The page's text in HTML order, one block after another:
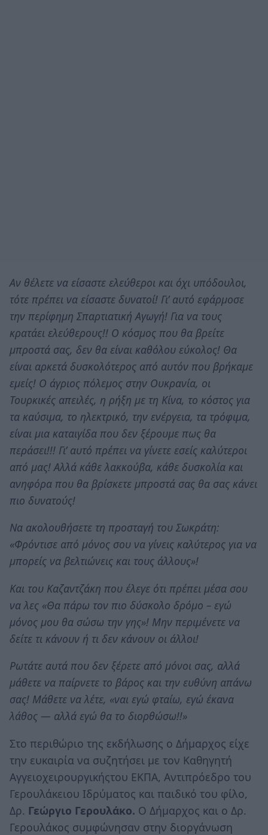
Αν θέλετε να είσαστε ελεύθεροι και όχι υπόδουλοι,
τότε πρέπει να είσαστε δυνατοί! Γι’ αυτό εφάρμοσε
την περίφημη Σπαρτιατική Αγωγή! Για να τους
κρατάει ελεύθερους!! Ο κόσμος που θα βρείτε
μπροστά σας, δεν θα είναι καθόλου εύκολος! Θα
είναι αρκετά δυσκολότερος από αυτόν που βρήκαμε
εμείς! Ο άγριος πόλεμος στην Ουκρανία, οι
Τουρκικές απειλές, η ρήξη με τη Κίνα, το κόστος για
τα καύσιμα, το ηλεκτρικό, την ενέργεια, τα τρόφιμα,
είναι μια καταιγίδα που δεν ξέρουμε πως θα
περάσει!!! Γι’ αυτό πρέπει να γίνετε εσείς καλύτεροι
από μας! Αλλά κάθε λακκούβα, κάθε δυσκολία και
ανηφόρα που θα βρίσκετε μπροστά σας θα σας κάνει
πιο δυνατούς!
Να ακολουθήσετε τη προσταγή του Σωκράτη:
«Φρόντισε από μόνος σου να γίνεις καλύτερος για να
μπορείς να βελτιώνεις και τους άλλους»!
Και του Καζαντζάκη που έλεγε ότι πρέπει μέσα σου
να λες «Θα πάρω τον πιο δύσκολο δρόμο – εγώ
μόνος μου θα σώσω την γης»! Μην περιμένετε να
δείτε τι κάνουν ή τι δεν κάνουν οι άλλοι!
Ρωτάτε αυτά που δεν ξέρετε από μόνοι σας, αλλά
μάθετε να παίρνετε το βάρος και την ευθύνη απάνω
σας! Μάθετε να λέτε, «ναι εγώ φταίω, εγώ έκανα
λάθος — αλλά εγώ θα το διορθώσω!!»
Στο περιθώριο της εκδήλωσης ο Δήμαρχος είχε
την ευκαιρία να συζητήσει με τον Καθηγητή
Αγγειοχειρουργικήςτου ΕΚΠΑ, Αντιπρόεδρο του
Γερουλάκειου Ιδρύματος και παιδικό του φίλο,
Δρ. Γεώργιο Γερουλάκο. Ο Δήμαρχος και ο Δρ.
Γερουλάκος συμφώνησαν στην διοργάνωση